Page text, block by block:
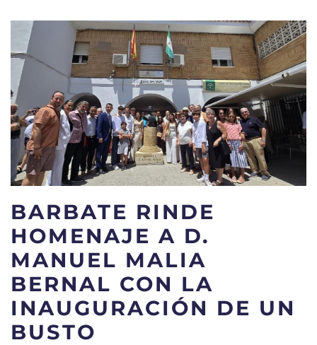
BARBATE RINDE
HOMENAJE A D.
MANUEL MALIA
BERNAL CON LA
INAUGURACIÓN DE UN
BUSTO